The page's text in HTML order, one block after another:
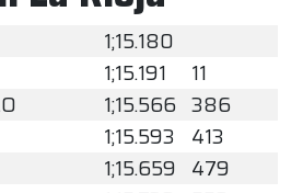
1;15.180
1;15.191
11
1;15.566 386
1;15.593 413
1;15.659 479